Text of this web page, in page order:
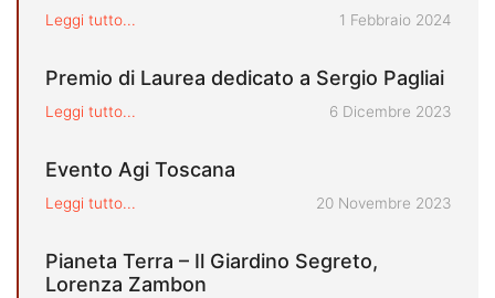
Leggi tutto... Pubblicato il
1 Febbraio 2024
Premio di Laurea dedicato a Sergio Pagliai
Leggi tutto... Pubblicato il
6 Dicembre 2023
Evento Agi Toscana
Leggi tutto... Pubblicato il
20 Novembre 2023
Pianeta Terra – Il Giardino Segreto,
Lorenza Zambon